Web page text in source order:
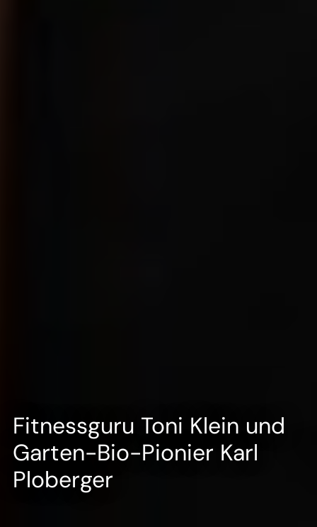
Fitnessguru Toni Klein und
Garten-Bio-Pionier Karl
Ploberger